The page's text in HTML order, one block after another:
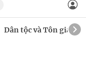
Dân tộc và Tôn giáo